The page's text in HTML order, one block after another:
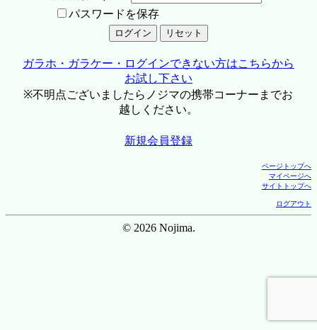
パスワードを保存
ガラホ・ガラケー・ログインできない方はこちらから
お試し下さい
※不明点ございましたらノジマの携帯コーナーまでお
越しください。
新規会員登録
ページトップへ
マイページへ
サイトトップへ
ログアウト
© 2026 Nojima.